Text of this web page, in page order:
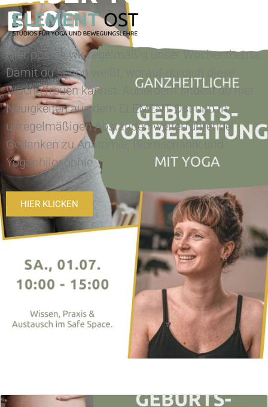
BLOG
Hier posten wir regelmäßig unser Wochenthema.
Damit du schon weißt, worauf du dich diese
Woche freuen kannst. Außerdem findest du hier
Neuigkeiten aus dem ELEMENT Ost und in
unregelmäßigen Abständen weiterführende
Gedanken zu Anatomie, Biomechanik und
Yogaphilosophie.
HIER KLICKEN